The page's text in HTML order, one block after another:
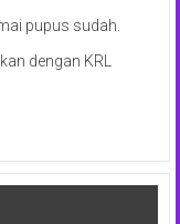
pupus sudah.
dengan KRL